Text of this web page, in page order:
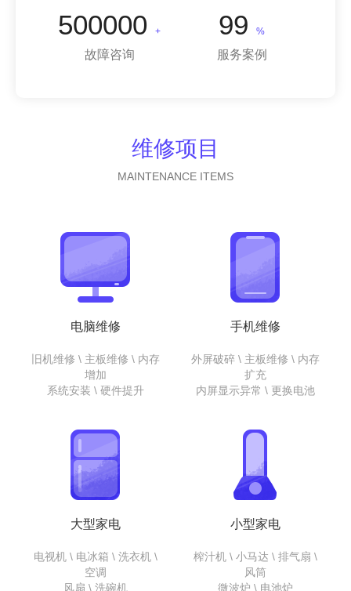
500000 +
故障咨询
99 %
服务案例
维修项目
MAINTENANCE ITEMS
电脑维修
旧机维修 \ 主板维修 \ 内存
增加
系统安装 \ 硬件提升
手机维修
外屏破碎 \ 主板维修 \ 内存
扩充
内屏显示异常 \ 更换电池
大型家电
电视机 \ 电冰箱 \ 洗衣机 \
空调
风扇 \ 洗碗机
小型家电
榨汁机 \ 小马达 \ 排气扇 \
风筒
微波炉 \ 电池炉